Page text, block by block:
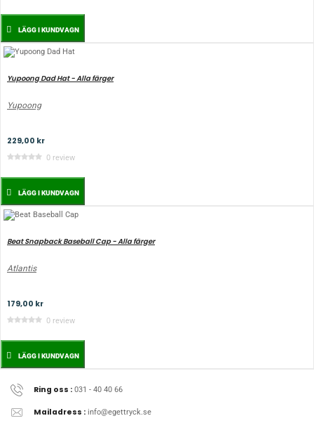
LÄGG I KUNDVAGN
Yupoong Dad Hat - Alla färger
Yupoong
229,00 kr
0 review
LÄGG I KUNDVAGN
Beat Snapback Baseball Cap - Alla färger
Atlantis
179,00 kr
0 review
LÄGG I KUNDVAGN
Ring oss : 031 - 40 40 66
Mailadress : info@egettryck.se